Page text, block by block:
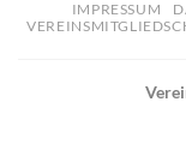
IMPRESSUM